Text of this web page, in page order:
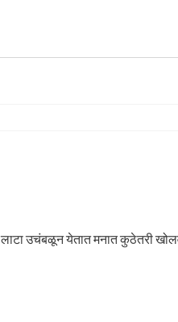
उचंबळून येतात मनात कुठेतरी